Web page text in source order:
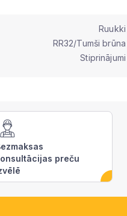
Ruukki
RR32/Tumši brūna
Stiprinājumi
preču